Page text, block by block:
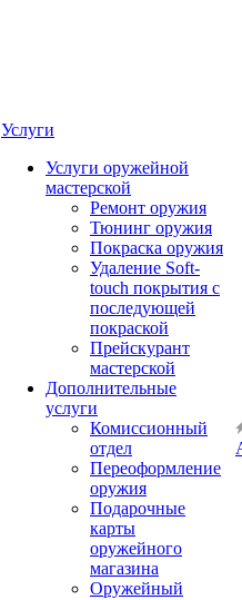
Услуги
Услуги оружейной
мастерской
Ремонт оружия
Тюнинг оружия
Покраска оружия
Удаление Soft-
touch покрытия с
последующей
покраской
Прейскурант
мастерской
Дополнительные
услуги
Комиссионный
отдел
Переоформление
оружия
Подарочные
карты
оружейного
магазина
Оружейный